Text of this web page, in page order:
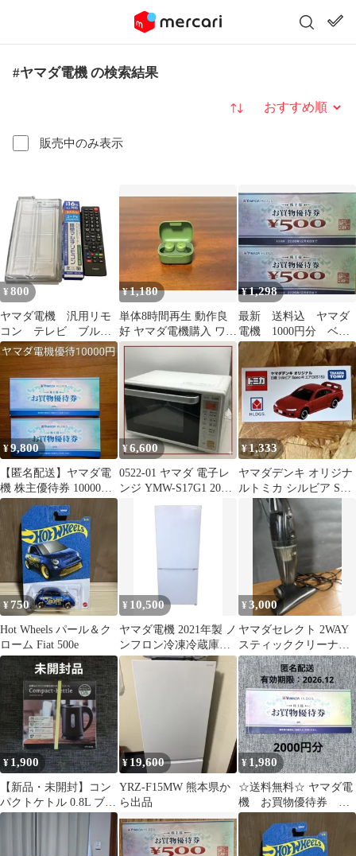
#ヤマダ電機 の検索結果
販売中のみ表示
並び替え
¥ 800
ヤマダ電機 汎用リモ
コン テレビ ブルー
レイ
¥1,180
単体8時間再生 動作良
好 ヤマダ電機購入 ワイ
ヤレスイヤホン グリー
ン ナガオカ
¥1,298
最新 送料込 ヤマダ
電機 1000円分 ベス
ト電器 LABI
¥9,800
【匿名配送】ヤマダ電
機 株主優待券 10000円
分 500円券×20枚
¥6,600
0522-01 ヤマダ 電子レ
ンジ YMW-S17G1 2021
¥1,333
ヤマダデンキ オリジナ
ルトミカ シルビア S15
Spec-R エアロ 赤系
¥ 750
Hot Wheels パール＆ク
ローム Fiat 500e
¥ 10,500
ヤマダ電機 2021年製 ノ
ンフロン冷凍冷蔵庫
YRZ-C12H1 117L
¥3,000
ヤマダセレクト 2WAY
スティッククリーナー
掃除機 コード式 黒
¥ 1,900
​【新品・未開封】コン
パクトケトル 0.8L ブラ
ック KTK-08 BK
¥ 19,600
YRZ-F15MW 熊本県か
ら出品
¥1,980
☆送料無料☆ ヤマダ電
機 お買物優待券 ２
０００円分 有効期限
2026年12月末